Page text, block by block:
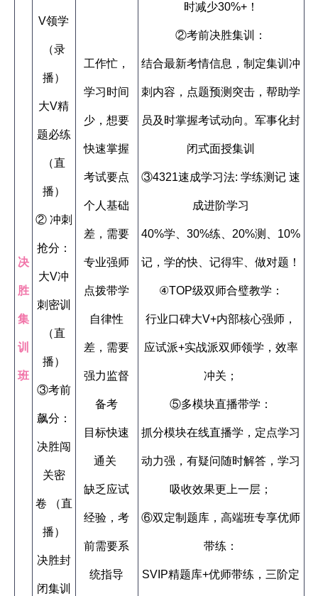
决
胜
集
训
班
V领学
（录
播）
大V精
题必练
（直
播）
② 冲刺
抢分：
大V冲
刺密训
（直
播）
③考前
飙分：
决胜闯
关密
卷 （直
播）
决胜封
闭集训
工作忙，
学习时间
少，想要
快速掌握
考试要点
个人基础
差，需要
专业强师
点拨带学
自律性
差，需要
强力监督
备考
目标快速
通关
缺乏应试
经验，考
前需要系
统指导
时减少30%+！
②考前决胜集训：
结合最新考情信息，制定集训冲
刺内容，点题预测突击，帮助学
员及时掌握考试动向。军事化封
闭式面授集训
③4321速成学习法: 学练测记 速
成进阶学习
40%学、30%练、20%测、10%
记，学的快、记得牢、做对题！
④TOP级双师合璧教学：
行业口碑大V+内部核心强师，
应试派+实战派双师领学，效率
冲关；
⑤多模块直播带学：
抓分模块在线直播学，定点学习
动力强，有疑问随时解答，学习
吸收效果更上一层；
⑥双定制题库，高端班专享优师
带练：
SVIP精题库+优师带练，三阶定